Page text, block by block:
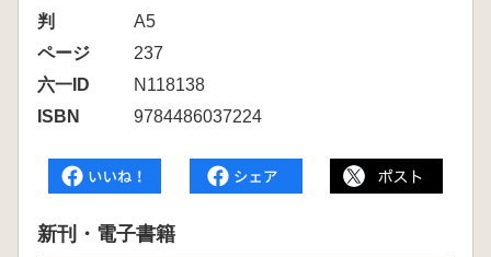
判
A5
ページ
237
六一ID
N118138
ISBN
9784486037224
新刊・電子書籍